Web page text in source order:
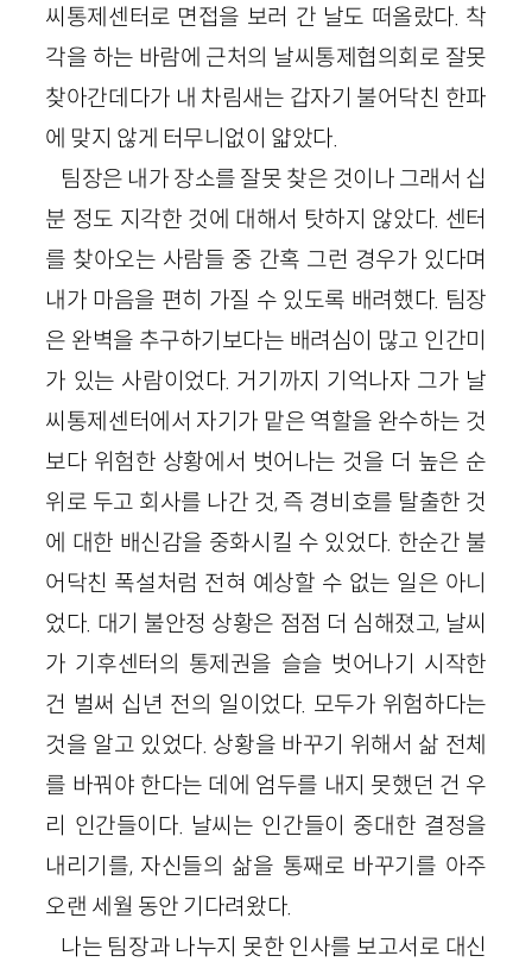
씨통제센터로 면접을 보러 간 날도 떠올랐다. 착
각을 하는 바람에 근처의 날씨통제협의회로 잘못
찾아간데다가 내 차림새는 갑자기 불어닥친 한파
에 맞지 않게 터무니없이 얇았다.
팀장은 내가 장소를 잘못 찾은 것이나 그래서 십
분 정도 지각한 것에 대해서 탓하지 않았다. 센터
를 찾아오는 사람들 중 간혹 그런 경우가 있다며
내가 마음을 편히 가질 수 있도록 배려했다. 팀장
은 완벽을 추구하기보다는 배려심이 많고 인간미
가 있는 사람이었다. 거기까지 기억나자 그가 날
씨통제센터에서 자기가 맡은 역할을 완수하는 것
보다 위험한 상황에서 벗어나는 것을 더 높은 순
위로 두고 회사를 나간 것, 즉 경비호를 탈출한 것
에 대한 배신감을 중화시킬 수 있었다. 한순간 불
어닥친 폭설처럼 전혀 예상할 수 없는 일은 아니
었다. 대기 불안정 상황은 점점 더 심해졌고, 날씨
가 기후센터의 통제권을 슬슬 벗어나기 시작한
건 벌써 십년 전의 일이었다. 모두가 위험하다는
것을 알고 있었다. 상황을 바꾸기 위해서 삶 전체
를 바꿔야 한다는 데에 엄두를 내지 못했던 건 우
리 인간들이다. 날씨는 인간들이 중대한 결정을
내리기를, 자신들의 삶을 통째로 바꾸기를 아주
오랜 세월 동안 기다려왔다.
나는 팀장과 나누지 못한 인사를 보고서로 대신